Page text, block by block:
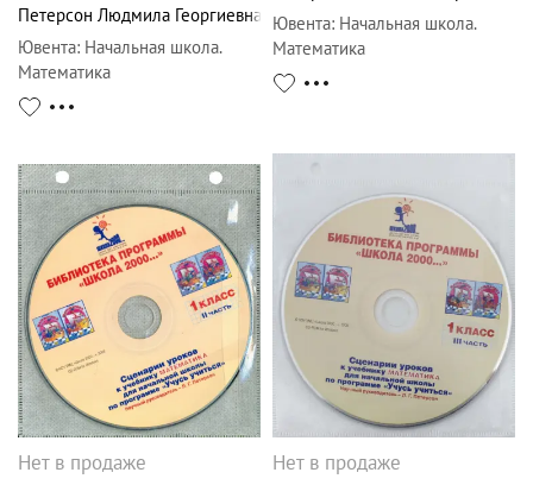
Петерсон Людмила Георгиевна
Ювента: Начальная школа.
Математика
Ювента: Начальная школа.
Математика
Нет в продаже
Нет в продаже